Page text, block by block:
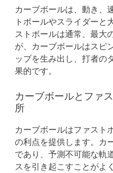
カーブボールは、動き、
トボールやスライダーと
ストボールは通常、最大
が、カーブボールはスピ
ップを生み出し、打者の
果的です。
カーブボールとファ
所
カーブボールはファスト
の利点を提供します。カ
であり、予測不可能な軌
スを引き起こすことがよ